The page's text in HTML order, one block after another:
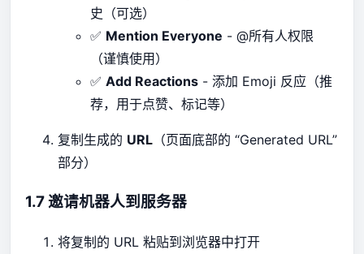
史（可选）
✅ Mention Everyone - @所有人权限
（谨慎使用）
✅ Add Reactions - 添加 Emoji 反应（推
荐，用于点赞、标记等）
复制生成的 URL （页面底部的 “Generated URL”
部分）
1.7 邀请机器人到服务器
将复制的 URL 粘贴到浏览器中打开